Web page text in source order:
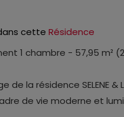
cette Résidence
1 chambre - 57,95 m²
de la résidence SELENE
de vie moderne et